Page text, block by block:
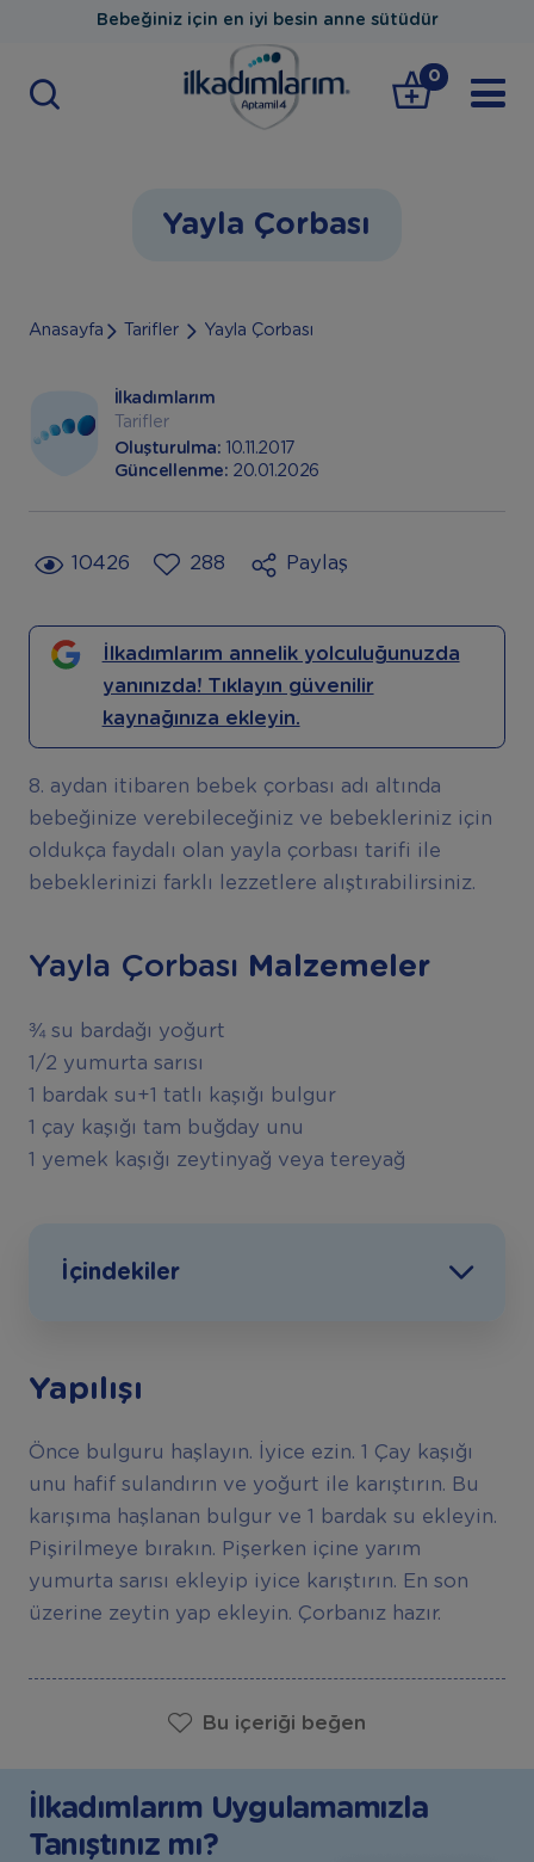
Bebeğiniz için en iyi besin anne sütüdür
0
Yayla Çorbası
Anasayfa Tarifler Yayla Çorbası
İlkadımlarım
Tarifler
Oluşturulma:
10.11.2017
Güncellenme: 20.01.2026
10426 288 Paylaş
İlkadımlarım annelik yolculuğunuzda
yanınızda! Tıklayın güvenilir
kaynağınıza ekleyin.
8. aydan itibaren bebek çorbası adı altında
bebeğinize verebileceğiniz ve bebekleriniz için
oldukça faydalı olan yayla çorbası tarifi ile
bebeklerinizi farklı lezzetlere alıştırabilirsiniz.
Yayla Çorbası Malzemeler
¾ su bardağı yoğurt
1/2 yumurta sarısı
1 bardak su+1 tatlı kaşığı bulgur
1 çay kaşığı tam buğday unu
1 yemek kaşığı zeytinyağ veya tereyağ
İçindekiler
Yapılışı
Önce bulguru haşlayın. İyice ezin. 1 Çay kaşığı
unu hafif sulandırın ve yoğurt ile karıştırın. Bu
karışıma haşlanan bulgur ve 1 bardak su ekleyin.
Pişirilmeye bırakın. Pişerken içine yarım
yumurta sarısı ekleyip iyice karıştırın. En son
üzerine zeytin yap ekleyin. Çorbanız hazır.
Bu içeriği beğen
İlkadımlarım Uygulamamızla
Tanıştınız mı?